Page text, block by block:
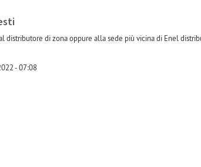
distributore di zona oppure alla sede più vicina di Enel
- 07:08